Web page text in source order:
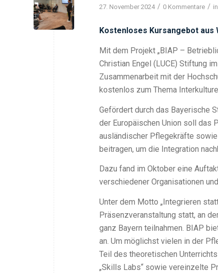
27. November 2024 / 0 Kommentare / in
Kostenloses Kursangebot
Mit dem Projekt „BIAP –
Christian Engel (LUCE) Stiftung
Zusammenarbeit mit der
kostenlos zum Thema
Gefördert durch das Bayerische
der Europäischen Union soll das
ausländischer Pflegekräfte
beitragen, um die Integration
Dazu fand im Oktober eine
verschiedener Organisationen
Unter dem Motto „Integrieren
Präsenzveranstaltung statt, an
ganz Bayern teilnahmen. BIAP
an. Um möglichst vielen in der
Teil des theoretischen
„Skills Labs“ sowie vereinzelte